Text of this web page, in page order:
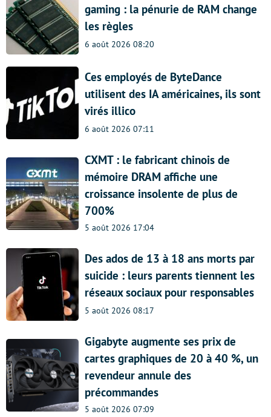
gaming : la pénurie de RAM change
les règles
6 août 2026 08:20
Ces employés de ByteDance
utilisent des IA américaines, ils sont
virés illico
6 août 2026 07:11
CXMT : le fabricant chinois de
mémoire DRAM affiche une
croissance insolente de plus de
700%
5 août 2026 17:04
Des ados de 13 à 18 ans morts par
suicide : leurs parents tiennent les
réseaux sociaux pour responsables
5 août 2026 08:17
Gigabyte augmente ses prix de
cartes graphiques de 20 à 40 %, un
revendeur annule des
précommandes
5 août 2026 07:09